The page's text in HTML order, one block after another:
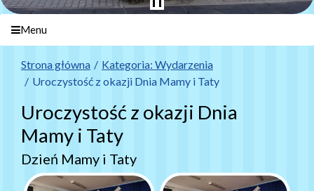
Menu
Strona główna
Kategoria: Wydarzenia
Uroczystość z okazji Dnia Mamy i Taty
Uroczystość z okazji Dnia
Mamy i Taty
Dzień Mamy i Taty